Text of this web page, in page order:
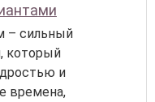
– сильный
который
и
времена,